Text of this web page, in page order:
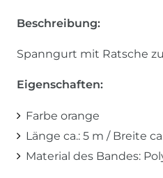
Beschreibung:
Spanngurt mit Ratsche
Eigenschaften:
Farbe orange
Länge ca.: 5 m / Breite
Material des Bandes: